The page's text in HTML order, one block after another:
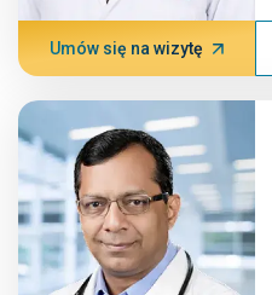
Umów się na wizytę